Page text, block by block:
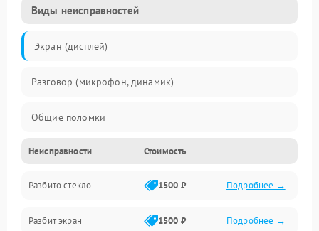
Виды неисправностей
Экран (дисплей)
Разговор (микрофон, динамик)
Общие поломки
Проблемы связи
Камеры
Проблемы с дисплеем и сенсором
Неисправности Стоимость
Разбито стекло 1500 ₽ Подробнее →
Разбит экран 1500 ₽ Подробнее →